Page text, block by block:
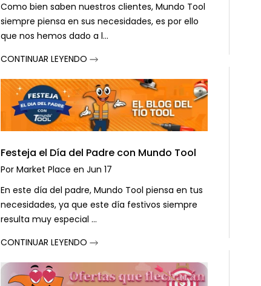
Como bien saben nuestros clientes, Mundo Tool
siempre piensa en sus necesidades, es por ello
que nos hemos dado a l...
CONTINUAR LEYENDO
Festeja el Día del Padre con Mundo Tool
Por Market Place en Jun 17
En este día del padre, Mundo Tool piensa en tus
necesidades, ya que este día festivos siempre
resulta muy especial ...
CONTINUAR LEYENDO